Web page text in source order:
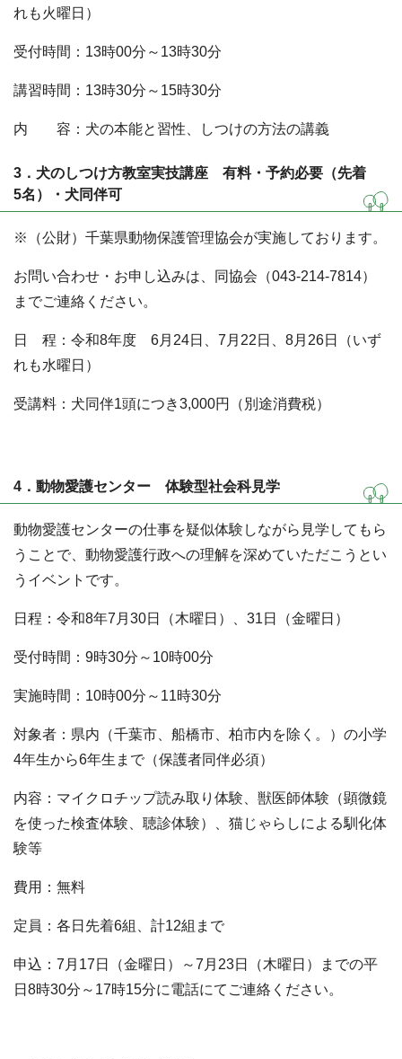
れも火曜日）
受付時間：13時00分～13時30分
講習時間：13時30分～15時30分
内 容：犬の本能と習性、しつけの方法の講義
3．犬のしつけ方教室実技講座 有料・予約必要（先着
5名）・犬同伴可
※（公財）千葉県動物保護管理協会が実施しております。
お問い合わせ・お申し込みは、同協会（043-214-7814）
までご連絡ください。
日 程：令和8年度 6月24日、7月22日、8月26日（いず
れも水曜日）
受講料：犬同伴1頭につき3,000円（別途消費税）
4．動物愛護センター 体験型社会科見学
動物愛護センターの仕事を疑似体験しながら見学してもら
うことで、動物愛護行政への理解を深めていただこうとい
うイベントです。
日程：令和8年7月30日（木曜日）、31日（金曜日）
受付時間：9時30分～10時00分
実施時間：10時00分～11時30分
対象者：県内（千葉市、船橋市、柏市内を除く。）の小学
4年生から6年生まで（保護者同伴必須）
内容：マイクロチップ読み取り体験、獣医師体験（顕微鏡
を使った検査体験、聴診体験）、猫じゃらしによる馴化体
験等
費用：無料
定員：各日先着6組、計12組まで
申込：7月17日（金曜日）～7月23日（木曜日）までの平
日8時30分～17時15分に電話にてご連絡ください。